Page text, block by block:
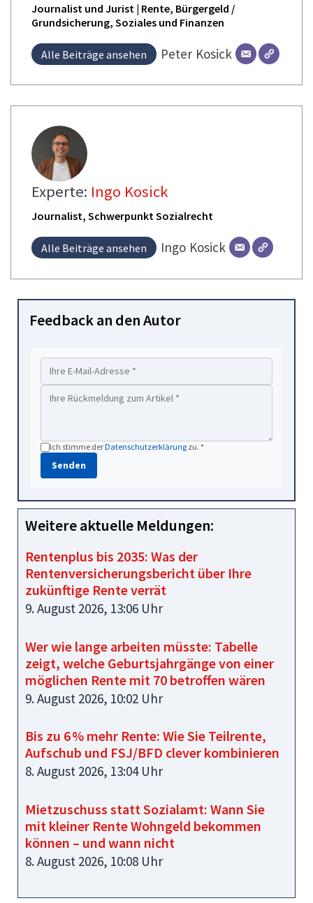
Journalist und Jurist | Rente, Bürgergeld /
Grundsicherung, Soziales und Finanzen
Alle Beiträge ansehen Peter Kosick
Experte: Ingo Kosick
Journalist, Schwerpunkt Sozialrecht
Alle Beiträge ansehen Ingo Kosick
Feedback an den Autor
Ich stimme derDatenschutzerklärung zu. *
Senden
Weitere aktuelle Meldungen:
Rentenplus bis 2035: Was der
Rentenversicherungsbericht über Ihre
zukünftige Rente verrät
9. August 2026, 13:06 Uhr
Wer wie lange arbeiten müsste: Tabelle
zeigt, welche Geburtsjahrgänge von einer
möglichen Rente mit 70 betroffen wären
9. August 2026, 10:02 Uhr
Bis zu 6 % mehr Rente: Wie Sie Teilrente,
Aufschub und FSJ/BFD clever kombinieren
8. August 2026, 13:04 Uhr
Mietzuschuss statt Sozialamt: Wann Sie
mit kleiner Rente Wohngeld bekommen
können – und wann nicht
8. August 2026, 10:08 Uhr